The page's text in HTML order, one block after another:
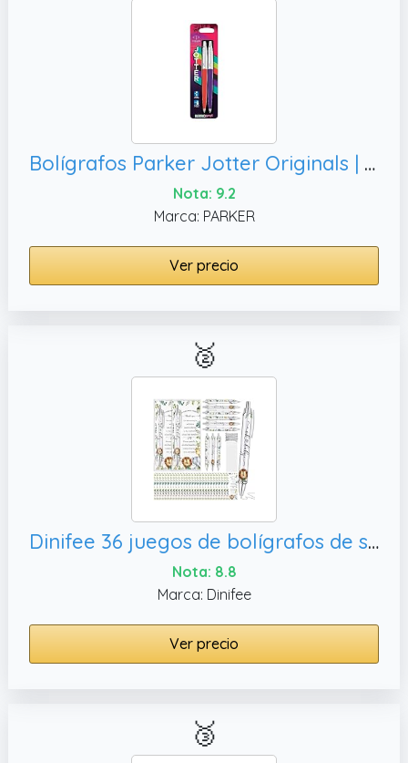
Bolígrafos Parker Jotter Originals | Colección Retrowave | Rojo bermellón y morado añil | Tinta azul | Blíster | 2 unidades
Nota: 9.2
Marca: PARKER
Ver precio
🥈
Dinifee 36 juegos de bolígrafos de safari Park para baby shower, recuerdos de
Nota: 8.8
Marca: Dinifee
Ver precio
🥉